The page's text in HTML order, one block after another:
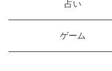
占い
ゲーム